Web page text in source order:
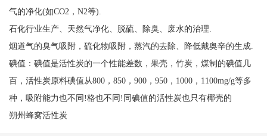
气的净化(如CO2，N2等).
石化行业生产、天然气净化、脱硫、除臭、废水的治理.
烟道气的臭气吸附，硫化物吸附，蒸汽的去除、降低戴奥辛的生成.
碘值：碘值是活性炭的一个性能差数，果壳，竹炭，煤制的碘值几
百，活性炭原料碘值从800，850，900，950，1000，1100mg/g等多
种，吸附能力也不同!格也不同!同碘值的活性炭也只有椰壳的
朔州蜂窝活性炭